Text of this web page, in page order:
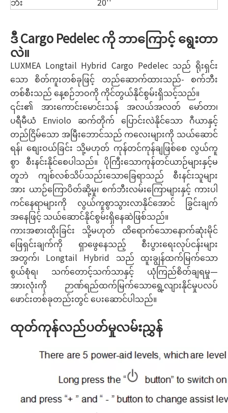
ဒီ Cargo Pedelec ကို ဘာကြောင့် ရွေးတာ
လဲ။
LUXMEA Longtail Hybrid Cargo Pedelec သည် ရိုးရှင်း
သော စိတ်ကူးတစ်ခုဖြင့် တည်ဆောက်ထားသည်- စက်ဘီး
တစ်စီးသည် နေ့စဉ်ဘဝကို ကိုင်တွယ်နိုင်စွမ်းရှိသင့်သည်။
၎င်း၏ အားကောင်းမောင်းသန် အလယ်အလတ် မော်တာ၊
ပရီမီယံ Enviolo ဆက်တိုက် ပြောင်းလဲနိုင်သော ဂီယာနှင့်
တည်ငြိမ်သော အမြီးဘောင်သည် ကလေးများကို သယ်ဆောင်
ရန်၊ စျေးဝယ်ခြင်း သို့မဟုတ် ကုန်တင်ကုန်ချဖြစ်စေ လွယ်ကူ
စွာ စီးနင်းနိုင်စေပါသည်။ ပိုကြီးသောကုန်တင်ယာဉ်များနှင့်မ
တူဘဲ ကျစ်လစ်သိပ်သည်းသောခြေရာသည် စီးနင်းသူများ
အား ယာဉ်ကြောပိတ်ဆို့မှု၊ စက်ဘီးလမ်းကြောများနှင့် ကားပါ
ကင်နေရာများကို လွယ်ကူစွာသွားလာနိုင်အောင် ခြွင်းချက်
အနေဖြင့် သယ်ဆောင်နိုင်စွမ်းရှိနေဆဲဖြစ်သည်။
ကားအစားထိုးခြင်း သို့မဟုတ် ထိရောက်သောနောက်ဆုံးမိုင်
ဖြေရှင်းချက်ကို ရှာဖွေနေသည့် စီးပွားရေးလုပ်ငန်းများ
အတွက်၊ Longtail Hybrid သည် ထူးချွန်ထက်မြက်သော
စွယ်စုံရ၊ သက်တောင့်သက်သာနှင့် ယုံကြည်စိတ်ချရမှု—
အားလုံးကို ဉာဏ်ရည်ထက်မြက်သောရွေ့လျားနိုင်မှုပလပ်
ဖောင်းတစ်ခုတည်းတွင် ပေးဆောင်ပါသည်။
ထုတ်ကုန်လည်ပတ်မှုလမ်းညွှန်